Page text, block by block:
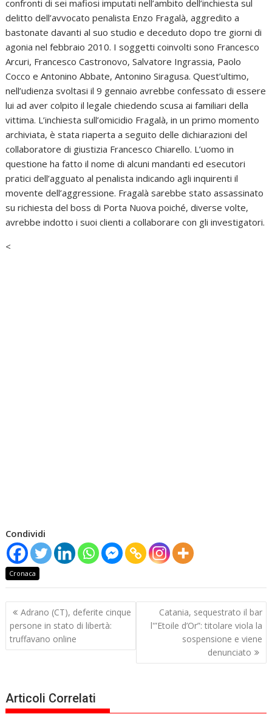
confronti di sei mafiosi imputati nell’ambito dell’inchiesta sul
delitto dell’avvocato penalista Enzo Fragalà, aggredito a
bastonate davanti al suo studio e deceduto dopo tre giorni di
agonia nel febbraio 2010. I soggetti coinvolti sono Francesco
Arcuri, Francesco Castronovo, Salvatore Ingrassia, Paolo
Cocco e Antonino Abbate, Antonino Siragusa. Quest’ultimo,
nell’udienza svoltasi il 9 gennaio avrebbe confessato di essere
lui ad aver colpito il legale chiedendo scusa ai familiari della
vittima. L’inchiesta sull’omicidio Fragalà, in un primo momento
archiviata, è stata riaperta a seguito delle dichiarazioni del
collaboratore di giustizia Francesco Chiarello. L’uomo in
questione ha fatto il nome di alcuni mandanti ed esecutori
pratici dell’agguato al penalista indicando agli inquirenti il
movente dell’aggressione. Fragalà sarebbe stato assassinato
su richiesta del boss di Porta Nuova poiché, diverse volte,
avrebbe indotto i suoi clienti a collaborare con gli investigatori.
<
Condividi
Cronaca
Navigazione
articoli
Adrano (CT), deferite cinque
persone in stato di libertà:
truffavano online
Catania, sequestrato il bar
l'”Etoile d’Or”: titolare viola la
sospensione e viene
denunciato
Articoli Correlati